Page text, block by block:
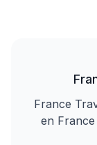
France
en